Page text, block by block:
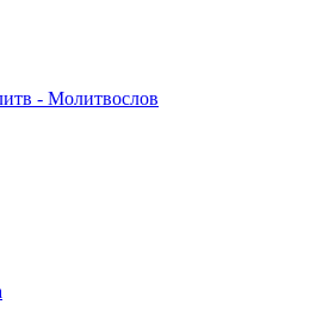
- Молитвослов